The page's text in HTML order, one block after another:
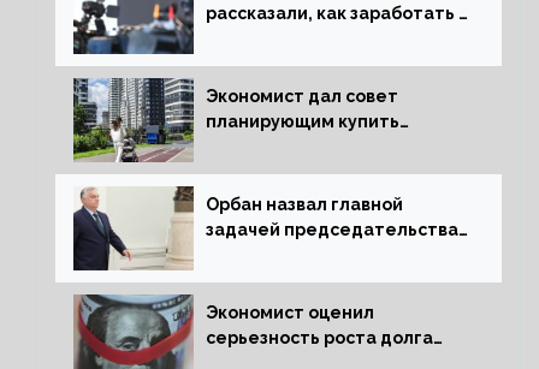
рассказали, как заработать 2
экономики
Экономист дал совет
планирующим купить
Орбан назвал главной
задачей председательства
за мир
Экономист оценил
серьезность роста долга